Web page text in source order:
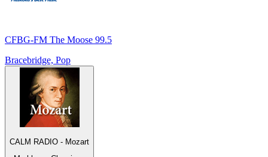
CFBG-FM The Moose 99.5
Bracebridge, Pop
CALM RADIO - Mozart